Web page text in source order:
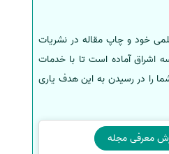
خود و چاپ مقاله در نشریات
اشراق آماده است تا با خدمات
را در رسیدن به این هدف یاری
معرفی مجله